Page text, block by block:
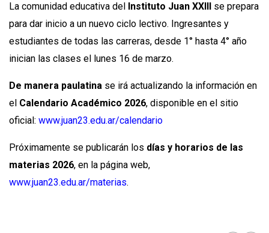
La comunidad educativa del Instituto Juan XXIII
se prepara
para dar inicio a un nuevo ciclo lectivo. Ingresantes y
estudiantes de todas las carreras, desde 1° hasta 4° año
inician las clases el lunes 16 de marzo.
De manera paulatina se irá actualizando la información en
el Calendario Académico 2026, disponible en el sitio
oficial: www.juan23.edu.ar/calendario
Próximamente se publicarán los días y horarios de las
materias 2026, en la página web,
www.juan23.edu.ar/materias.